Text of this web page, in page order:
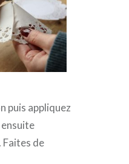
puis appliquez
de